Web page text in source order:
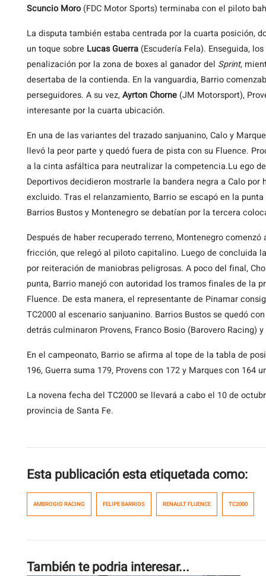
Scuncio Moro(FDC Motor Sports) terminaba con el piloto
La disputa también estaba centrada por la cuarta posición,
un toque sobre Lucas Guerra (Escudería Fela). Enseguida,
penalización por la zona de boxes al ganador del Sprint,
desertaba de la contienda. En la vanguardia, Barrio
perseguidores. A su vez,Ayrton Chorne (JM Motorsport),
interesante por la cuarta ubicación.
En una de las variantes del trazado sanjuanino, Calo y
llevó la peor parte y quedó fuera de pista con su Fluence.
a la cinta asfáltica para neutralizar la competencia.Lu ego
Deportivos decidieron mostrarle la bandera negra a Calo
excluido. Tras el relanzamiento, Barrio se escapó en la
Barrios Bustos y Montenegro se debatían por la tercera
Después de haber recuperado terreno, Montenegro
fricción, que relegó al piloto capitalino. Luego de concluida
por reiteración de maniobras peligrosas. A poco del final,
punta, Barrio manejó con autoridad los tramos finales de la
Fluence. De esta manera, el representante de Pinamar
TC2000 al escenario sanjuanino. Barrios Bustos se quedó
detrás culminaron Provens, Franco Bosio (Barovero Racing) y
En el campeonato, Barrio se afirma al tope de la tabla de
196, Guerra suma 179, Provens con 172 y Marques con 164
La novena fecha del TC2000 se llevará a cabo el 10 de
provincia de Santa Fe.
Esta publicación esta etiquetada como:
AMBROGIO RACING FELIPE BARRIOS RENAULT FLUENCE TC2000
También te podria interesar...